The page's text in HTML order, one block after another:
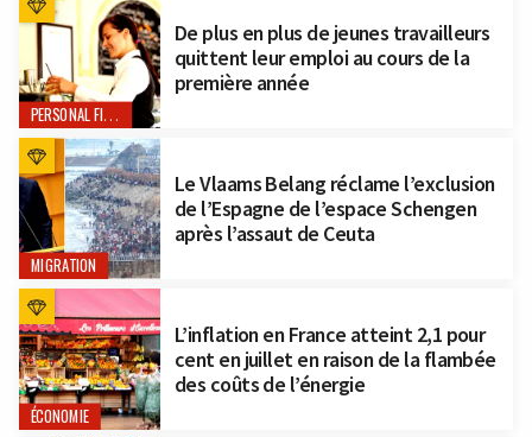
PERSONAL FINANCE
De plus en plus de jeunes travailleurs
quittent leur emploi au cours de la
première année
MIGRATION
Le Vlaams Belang réclame l’exclusion
de l’Espagne de l’espace Schengen
après l’assaut de Ceuta
ÉCONOMIE
L’inflation en France atteint 2,1 pour
cent en juillet en raison de la flambée
des coûts de l’énergie